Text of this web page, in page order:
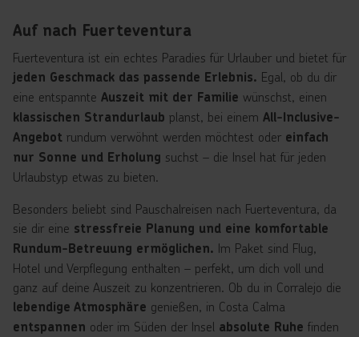
Auf nach Fuerteventura
Fuerteventura ist ein echtes Paradies für Urlauber und bietet für
jeden Geschmack das passende Erlebnis. Egal, ob du dir
eine entspannte Auszeit mit der Familie wünschst, einen
klassischen Strandurlaub planst, bei einem All-Inclusive-
Angebot rundum verwöhnt werden möchtest oder einfach
nur Sonne und Erholung suchst – die Insel hat für jeden
Urlaubstyp etwas zu bieten.
Besonders beliebt sind Pauschalreisen nach Fuerteventura, da
sie dir eine stressfreie Planung und eine komfortable
Rundum-Betreuung ermöglichen. Im Paket sind Flug,
Hotel und Verpflegung enthalten – perfekt, um dich voll und
ganz auf deine Auszeit zu konzentrieren. Ob du in Corralejo die
lebendige Atmosphäre genießen, in Costa Calma
entspannen oder im Süden der Insel absolute Ruhe finden